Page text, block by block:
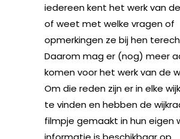
iedereen kent het werk van
of weet met welke vragen of
opmerkingen ze bij hen
Daarom mag er (nog) meer
komen voor het werk van de
Om die reden zijn er in elke
te vinden en hebben de
filmpje gemaakt in hun eigen